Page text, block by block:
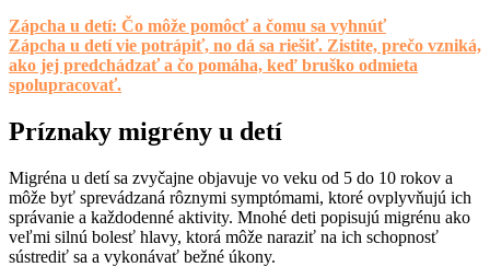
Zápcha u detí: Čo môže pomôcť a čomu sa vyhnúť
Zápcha u detí vie potrápiť, no dá sa riešiť. Zistite, prečo vzniká,
ako jej predchádzať a čo pomáha, keď bruško odmieta
spolupracovať.
Príznaky migrény u detí
Migréna u detí sa zvyčajne objavuje vo veku od 5 do 10 rokov a
môže byť sprevádzaná rôznymi symptómami, ktoré ovplyvňujú ich
správanie a každodenné aktivity. Mnohé deti popisujú migrénu ako
veľmi silnú bolesť hlavy, ktorá môže naraziť na ich schopnosť
sústrediť sa a vykonávať bežné úkony.